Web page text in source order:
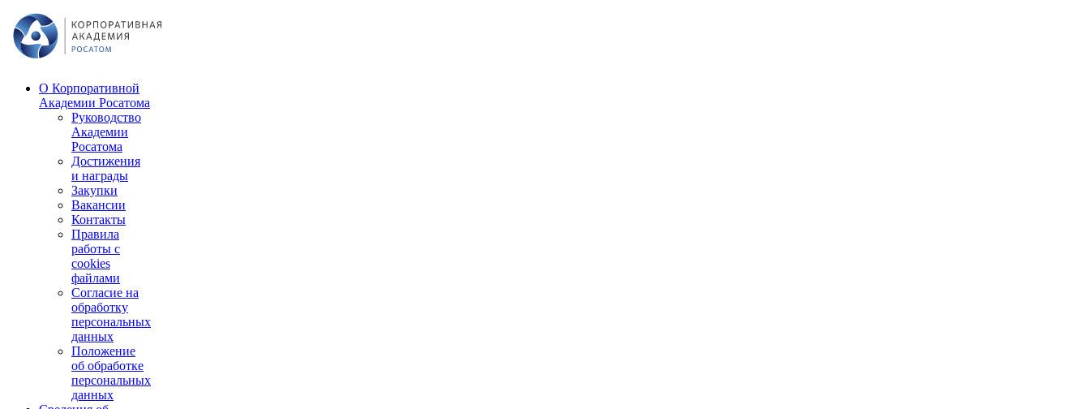
О Корпоративной
Академии Росатома
Руководство
Академии
Росатома
Достижения
и награды
Закупки
Вакансии
Контакты
Правила
работы с
cookies
файлами
Согласие на
обработку
персональных
данных
Положение
об обработке
персональных
данных